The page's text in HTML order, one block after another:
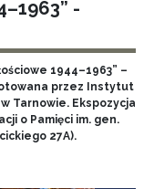
-
1944–1963” –
przez Instytut
Tarnowie. Ekspozycja
o Pamięci im. gen.
27A).